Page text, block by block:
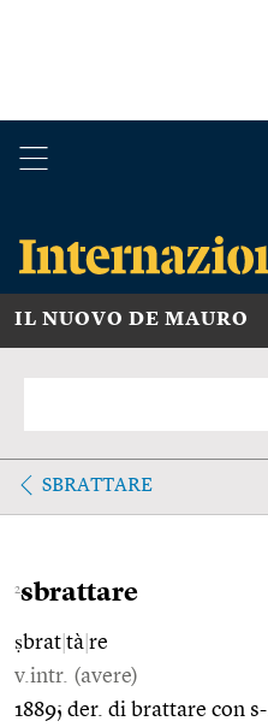
IL NUOVO DE MAURO
SBRATTARE
2sbrattare
ṣbrat tà re
v.intr. (avere)
1889; der. di brattare con s-.